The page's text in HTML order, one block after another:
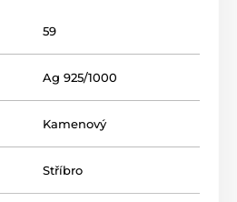
59
Ag 925/1000
Kamenový
Stříbro